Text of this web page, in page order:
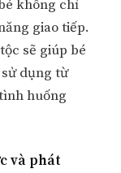
không chỉ
giao tiếp.
sẽ giúp bé
dụng từ
huống
và phát